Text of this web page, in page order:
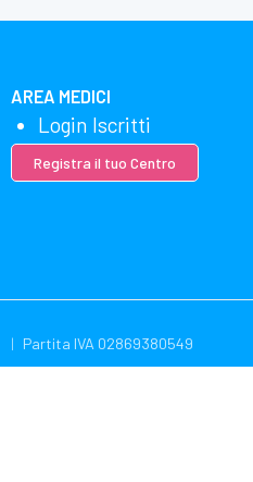
AREA MEDICI
Login Iscritti
Registra il tuo Centro
Partita IVA 02869380549